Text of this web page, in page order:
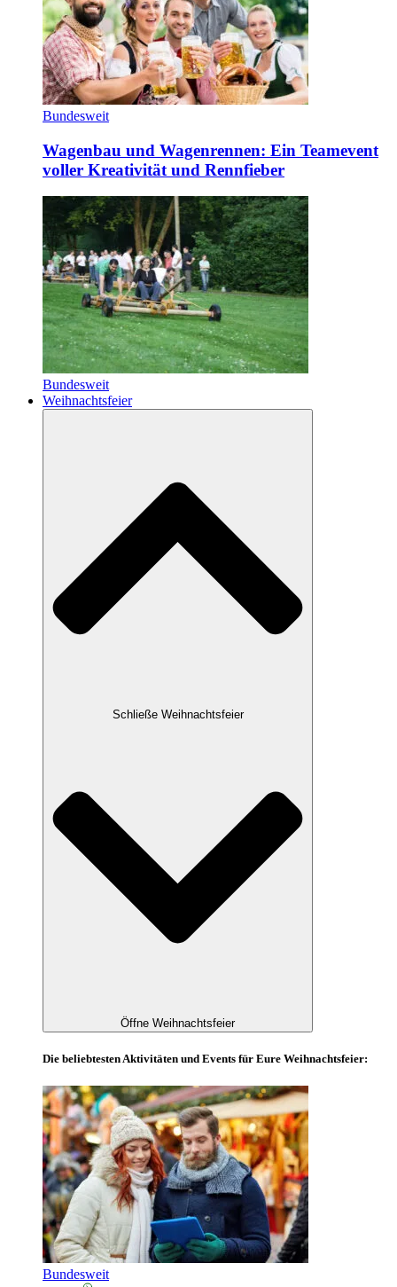
Bundesweit
Wagenbau und Wagenrennen: Ein Teamevent
voller Kreativität und Rennfieber
Bundesweit
Weihnachtsfeier
Schließe Weihnachtsfeier
Öffne Weihnachtsfeier
Die beliebtesten Aktivitäten und Events für Eure Weihnachtsfeier:
Bundesweit